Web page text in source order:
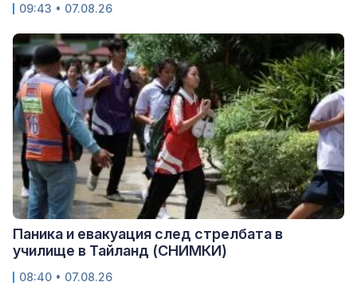
09:43 • 07.08.26
Паника и евакуация след стрелбата в
училище в Тайланд (СНИМКИ)
08:40 • 07.08.26